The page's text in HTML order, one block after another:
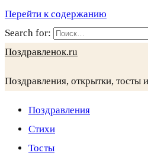
Перейти к содержанию
Search for:
Поздравленок.ru
Поздравления, открытки, тосты
Поздравления
Стихи
Тосты